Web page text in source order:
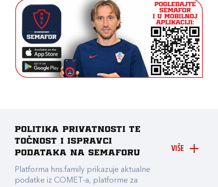
VIŠE
Politika privatnosti te
točnost i ispravci
podataka na Semaforu
Platforma hns.family prikazuje aktualne
podatke iz COMET-a, platforme za